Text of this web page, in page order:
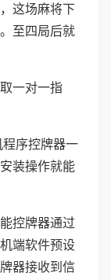
这场麻将下
至四局后就
一对一指
序控牌器一
装操作就能
控牌器通过
端软件预设
器接收到信